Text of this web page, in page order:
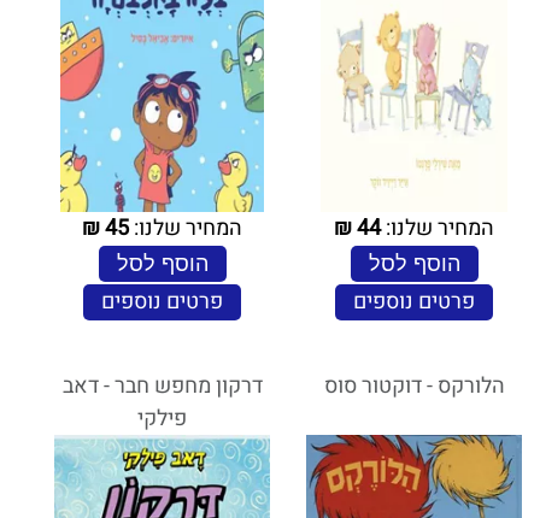
המחיר שלנו:44
₪
הוסף לסל
פרטים נוספים
המחיר שלנו:45
₪
הוסף לסל
פרטים נוספים
הלורקס - דוקטור סוס
דרקון מחפש חבר - דאב
פילקי